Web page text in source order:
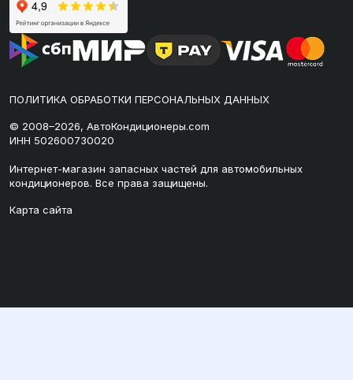
ПОЛИТИКА ОБРАБОТКИ ПЕРСОНАЛЬНЫХ ДАННЫХ
© 2008–2026, АвтоКондиционеры.com
ИНН 502600730020
Интернет-магазин запасных частей для автомобильных
кондиционеров. Все права защищены.
Карта сайта